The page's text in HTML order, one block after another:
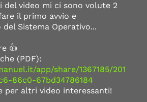
del video mi ci sono volute 2
il primo avvio e
Sistema Operativo...
👍
(PDF):
app/share/1367185/201
86c0-67bd34786184
per altri video interessanti!